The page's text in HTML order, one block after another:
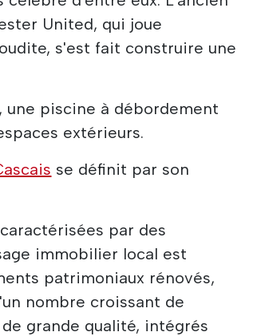
United, qui joue
s'est fait construire une
piscine à débordement
extérieurs.
se définit par son
par des
immobilier local est
patrimoniaux rénovés,
nombre croissant de
grande qualité, intégrés